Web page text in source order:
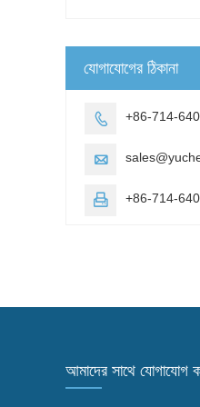
যোগাযোগের ঠিকানা
 +86-714-

 +86-714-
আমাদের সাথে যোগাযোগ